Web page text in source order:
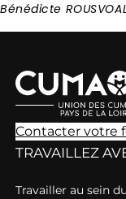
Bénédicte
Contacter votre
TRAVAILLEZ
Travailler au sein